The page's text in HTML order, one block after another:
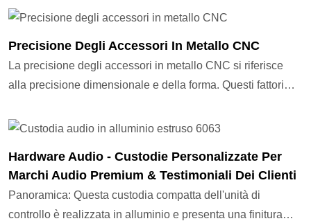
Precisione Degli Accessori In Metallo CNC
La precisione degli accessori in metallo CNC si riferisce
alla precisione dimensionale e della forma. Questi fattori
prodotto. Migliorare la precisione delle parti CNC è un
la qualità generale.Fattori chiave che determinano la
precisione: 1.Processo di lavorazione Accuratezza
2.Equipment Qualità 3.Material
Hardware Audio - Custodie Personalizzate Per
Marchi Audio Premium & Testimoniali Dei Clienti
Panoramica: Questa custodia compatta dell'unità di
controllo è realizzata in alluminio e presenta una finitura